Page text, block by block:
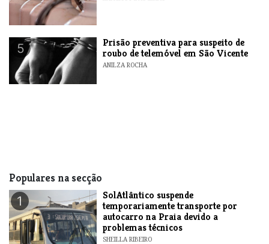
5
Prisão preventiva para suspeito de
roubo de telemóvel em São Vicente
ANILZA ROCHA
Populares na secção
1
SolAtlântico suspende
temporariamente transporte por
autocarro na Praia devido a
problemas técnicos
SHEILLA RIBEIRO